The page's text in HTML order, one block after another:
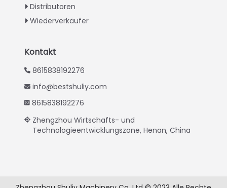
Distributoren
Wiederverkäufer
Kontakt
8615838192276
info@bestshuliy.com
8615838192276
Zhengzhou Wirtschafts- und
Technologieentwicklungszone, Henan, China
Russian
Chinese
Japanese